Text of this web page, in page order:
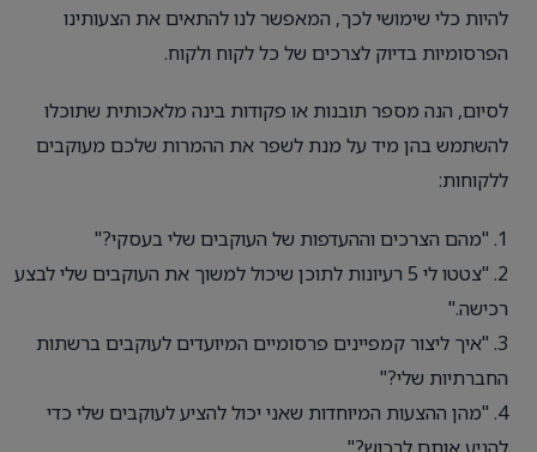
להיות כלי שימושי לכך, המאפשר לנו להתאים את הצעותינו
הפרסומיות בדיוק לצרכים של כל לקוח ולקוח.
לסיום, הנה מספר תובנות או פקודות בינה מלאכותית שתוכלו
להשתמש בהן מיד על מנת לשפר את ההמרות שלכם מעוקבים
ללקוחות:
1. "מהם הצרכים וההעדפות של העוקבים שלי בעסקי?"
2. "צטטו לי 5 רעיונות לתוכן שיכול למשוך את העוקבים שלי לבצע
רכישה."
3. "איך ליצור קמפיינים פרסומיים המיועדים לעוקבים ברשתות
החברתיות שלי?"
4. "מהן ההצעות המיוחדות שאני יכול להציע לעוקבים שלי כדי
להניע אותם לרכוש?"